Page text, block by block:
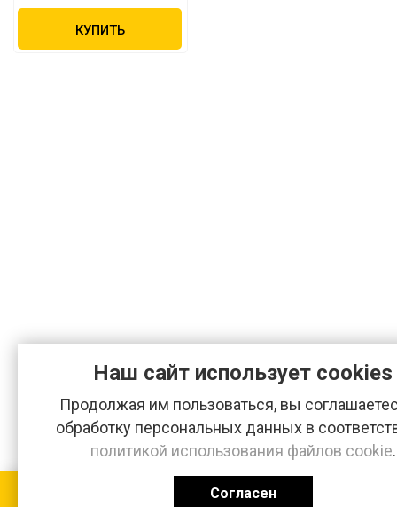
КУПИТЬ
Наш сайт использует cookies
Продолжая им пользоваться, вы
обработку персональных данных в
политикой использования файлов cookie.
Согласен